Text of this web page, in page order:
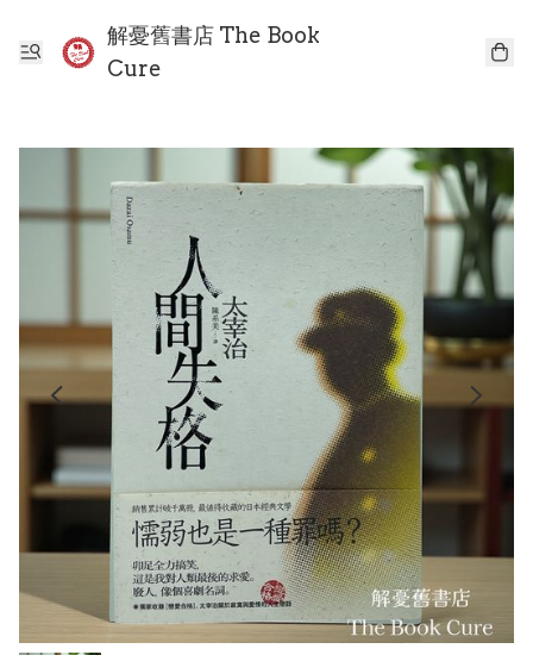
解憂舊書店 The Book
Cure